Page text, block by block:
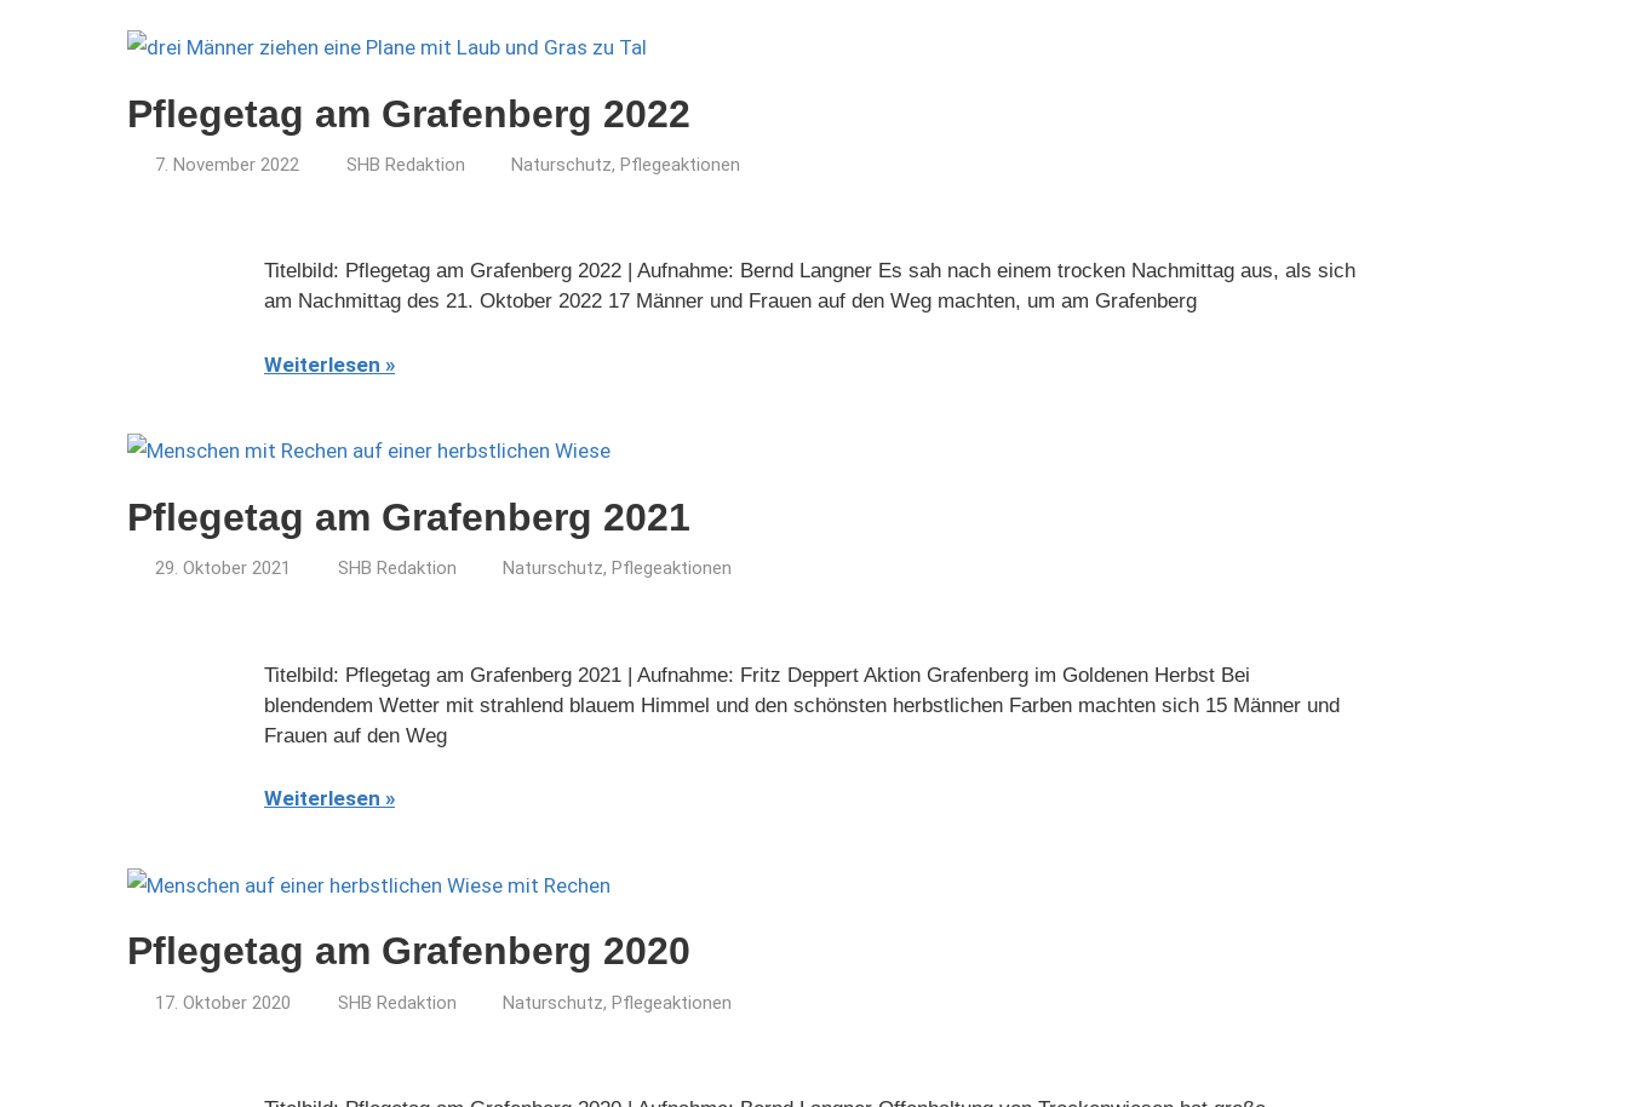
Pflegetag am Grafenberg 2022
7. November 2022 SHB Redaktion Naturschutz, Pflegeaktionen
Titelbild: Pflegetag am Grafenberg 2022 | Aufnahme: Bernd Langner Es sah nach einem trocken Nachmittag aus, als sich
am Nachmittag des 21. Oktober 2022 17 Männer und Frauen auf den Weg machten, um am Grafenberg
Weiterlesen
Pflegetag am Grafenberg 2021
29. Oktober 2021 SHB Redaktion Naturschutz, Pflegeaktionen
Titelbild: Pflegetag am Grafenberg 2021 | Aufnahme: Fritz Deppert Aktion Grafenberg im Goldenen Herbst Bei
blendendem Wetter mit strahlend blauem Himmel und den schönsten herbstlichen Farben machten sich 15 Männer und
Frauen auf den Weg
Weiterlesen
Pflegetag am Grafenberg 2020
17. Oktober 2020 SHB Redaktion Naturschutz, Pflegeaktionen